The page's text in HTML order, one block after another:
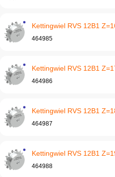
Kettingwiel RVS 12B1
464985
Kettingwiel RVS 12B1
464986
Kettingwiel RVS 12B1
464987
Kettingwiel RVS 12B1
464988